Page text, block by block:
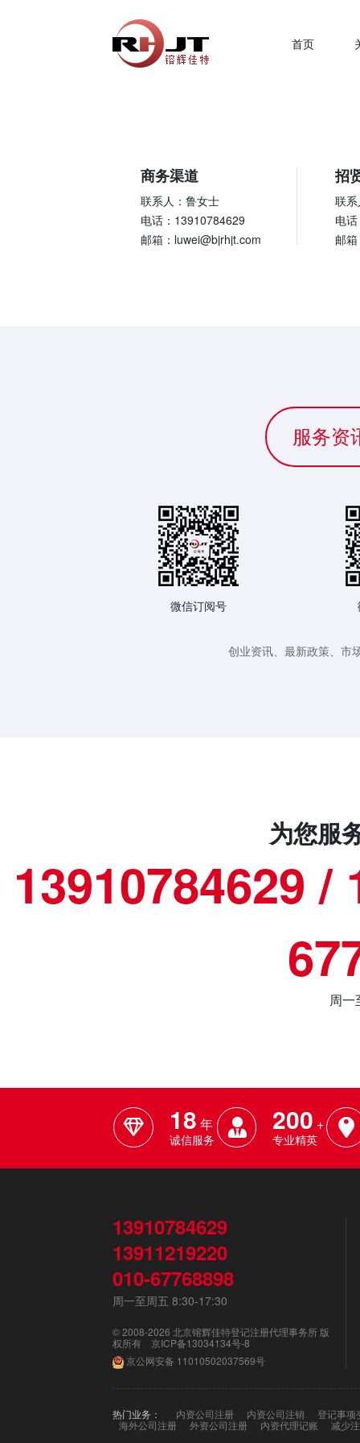
首页
商务渠道
联系人：鲁女士
电话：13910784629
邮箱：luwei@bjrhjt.com
招
联
电
邮
服务资
微信订阅号
创业资讯、最新政策、市
为您服
13910784629 /
周一
18 年
诚信服务
200 +
专业精英
13910784629
13911219220
010-67768898
周一至周五 8:30-17:30
© 2008-2026 北京镕辉佳特登记注册代理事务所 版
权所有 京ICP备13034134号-8
京公网安备 11010502037569号
热门业务： 内资公司注册 内资公司注销
登记事项
海外公司注册
外资公司注册 内资代理记账 减少